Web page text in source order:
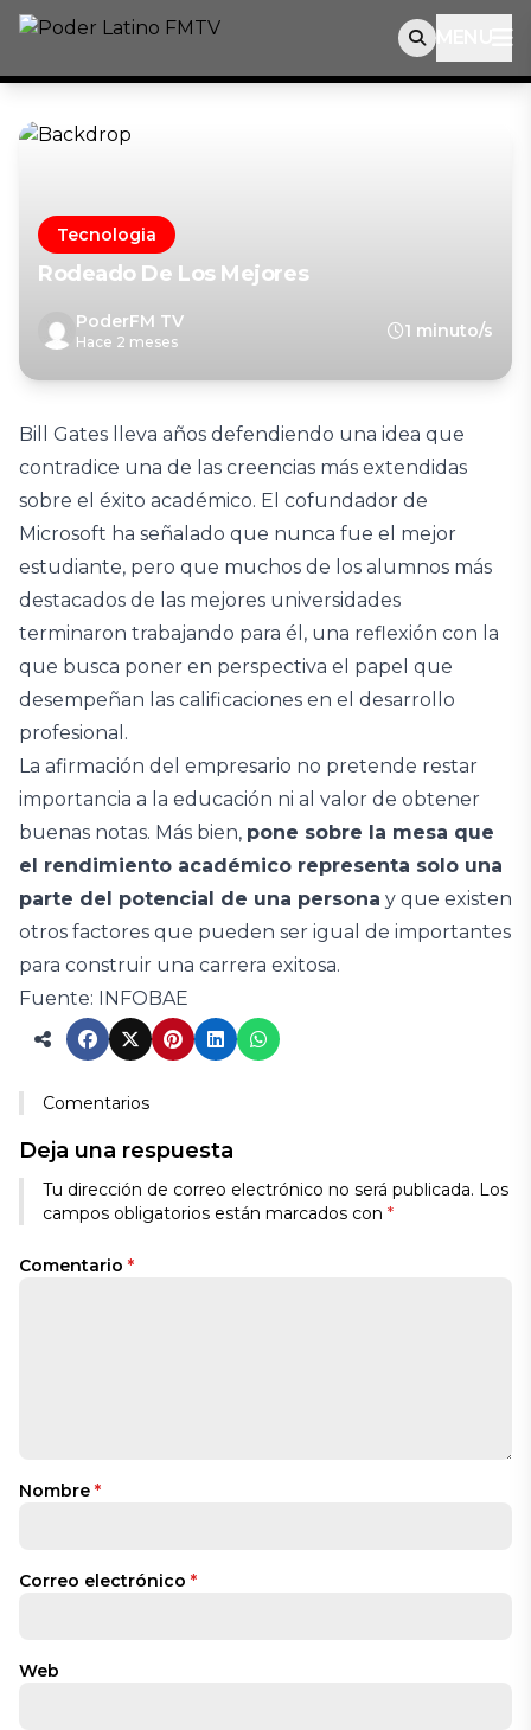
MENU
Tecnologia
Rodeado De Los Mejores
PoderFM TV
Hace 2 meses
1 minuto/s
Bill Gates lleva años defendiendo una idea que
contradice una de las creencias más extendidas
sobre el éxito académico. El cofundador de
Microsoft ha señalado que nunca fue el mejor
estudiante, pero que muchos de los alumnos más
destacados de las mejores universidades
terminaron trabajando para él, una reflexión con la
que busca poner en perspectiva el papel que
desempeñan las calificaciones en el desarrollo
profesional.
La afirmación del empresario no pretende restar
importancia a la educación ni al valor de obtener
buenas notas. Más bien, pone sobre la mesa que
el rendimiento académico representa solo una
parte del potencial de una persona y que existen
otros factores que pueden ser igual de importantes
para construir una carrera exitosa.
Fuente: INFOBAE
Comentarios
Deja una respuesta
Tu dirección de correo electrónico no será publicada. Los
campos obligatorios están marcados con *
Comentario *
Nombre *
Correo electrónico *
Web